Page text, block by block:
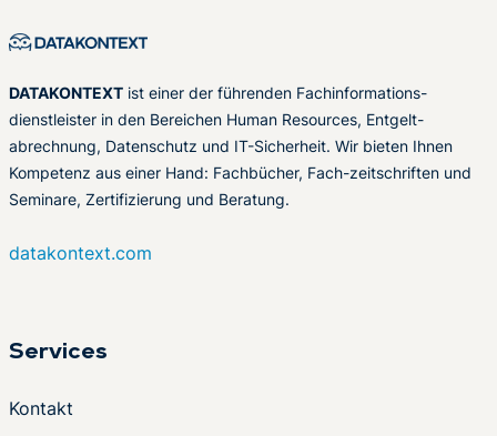
DATAKONTEXT ist einer der führenden Fachinformations-
dienstleister in den Bereichen Human Resources, Entgelt-
abrechnung, Datenschutz und IT-Sicherheit. Wir bieten Ihnen
Kompetenz aus einer Hand: Fachbücher, Fach-zeitschriften und
Seminare, Zertifizierung und Beratung.
datakontext.com
Services
Kontakt